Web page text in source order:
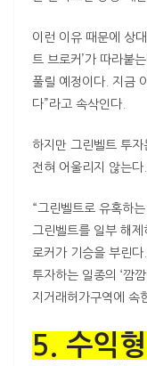
이런 이유 때문에 상
트 브로커’가 따라붙
풀릴 예정이다. 지금
다”라고 속삭인다.
하지만 그린벨트 투
전혀 어울리지 않는다.
“그린벨트로 유혹하
그린벨트를 일부 해
로커가 기승을 부린
투자하는 일종의 ‘깜
지거래허가구역에 속
5. 수익